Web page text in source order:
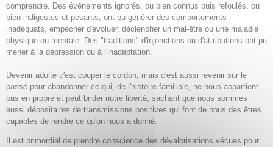
comprendre. Des événements ignorés, ou bien connus puis refoulés, ou
bien indigestes et pesants, ont pu générer des comportements
inadéquats, empêcher d'évoluer, déclencher un mal-être ou une maladie
physique ou mentale. Des "traditions" d'injonctions ou d'attributions ont pu
mener à la dépression ou à l'inadaptation.
Devenir adulte c'est couper le cordon, mais c'est aussi revenir sur le
passé pour abandonner ce qui, de l'histoire familiale, ne nous appartient
pas en propre et peut brider notre liberté, sachant que nous sommes
aussi dépositaires de transmissions positives qui font de nous des êtres
capables de rendre ce qu'on nous a donné.
Il est primordial de prendre conscience des dévalorisations vécues pour